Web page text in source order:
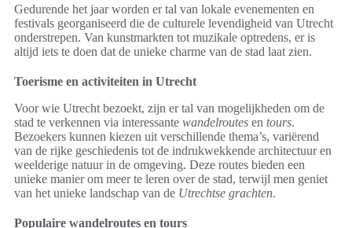
Gedurende het jaar worden er tal van lokale evenementen en
festivals georganiseerd die de culturele levendigheid van Utrecht
onderstrepen. Van kunstmarkten tot muzikale optredens, er is
altijd iets te doen dat de unieke charme van de stad laat zien.
Toerisme en activiteiten in Utrecht
Voor wie Utrecht bezoekt, zijn er tal van mogelijkheden om de
stad te verkennen via interessante wandelroutes en tours.
Bezoekers kunnen kiezen uit verschillende thema’s, variërend
van de rijke geschiedenis tot de indrukwekkende architectuur en
weelderige natuur in de omgeving. Deze routes bieden een
unieke manier om meer te leren over de stad, terwijl men geniet
van het unieke landschap van de Utrechtse grachten.
Populaire wandelroutes en tours